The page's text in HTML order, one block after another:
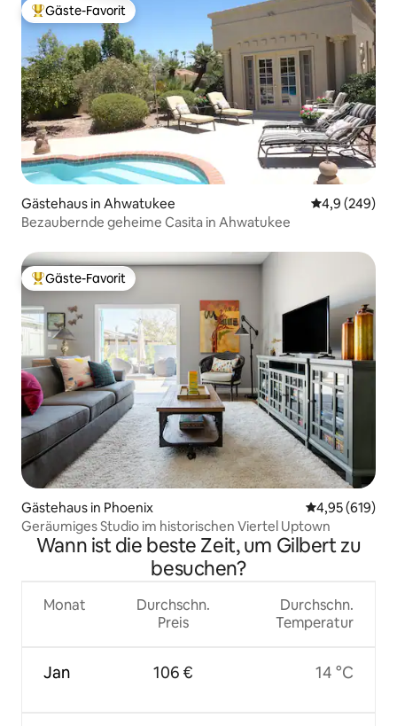
Beliebter Gäste-Favorit.
Gäste-Favorit
Gästehaus in Ahwatukee
4,9 (249)
Bezaubernde geheime Casita in Ahwatukee
Beliebter Gäste-Favorit.
Gäste-Favorit
Gästehaus in Phoenix
4,95 (619)
Geräumiges Studio im historischen Viertel Uptown
Wann ist die beste Zeit, um Gilbert zu
besuchen?
Monat
Jan
Durchschn.
Preis
106 €
Durchschn.
Temperatur
14 °C